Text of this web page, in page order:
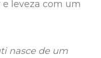
leveza com um
nasce de um